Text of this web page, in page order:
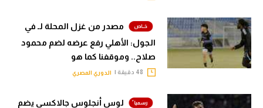
مصدر من غزل المحلة لـ في
الجول: الأهلي رفع عرضه لضم محمود
صلاح.. وموقفنا كما هو
الدوري المصري
لوس أنجلوس جالاكسي يضم